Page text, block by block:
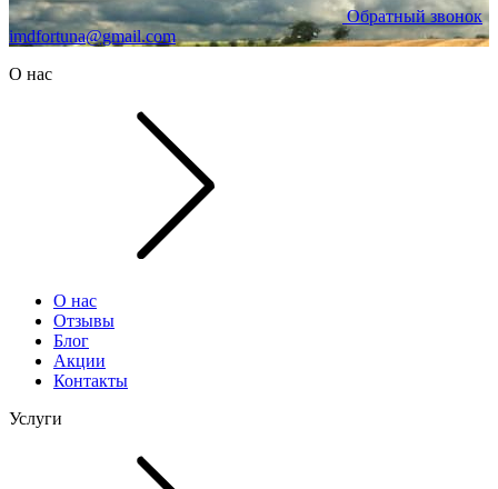
Обратный звонок
imdfortuna@gmail.com
О нас
О нас
Отзывы
Блог
Акции
Контакты
Услуги